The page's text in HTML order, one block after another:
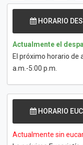
HORARIO
Actualmente el
El próximo horario de
a.m.-5:00 p.m.
HORARIO
Actualmente sin